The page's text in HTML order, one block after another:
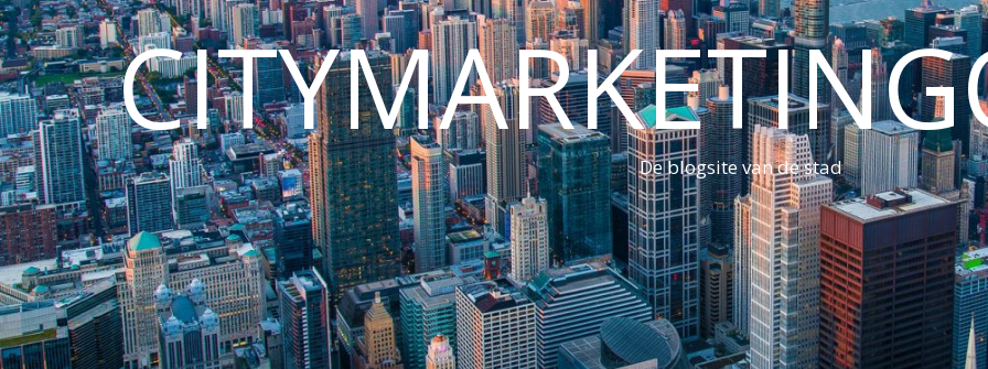
De blogsite van de stad